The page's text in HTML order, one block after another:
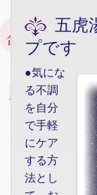
五虎
プです
●気にな
る不調
を自分
で手軽
にケア
する方
法とし